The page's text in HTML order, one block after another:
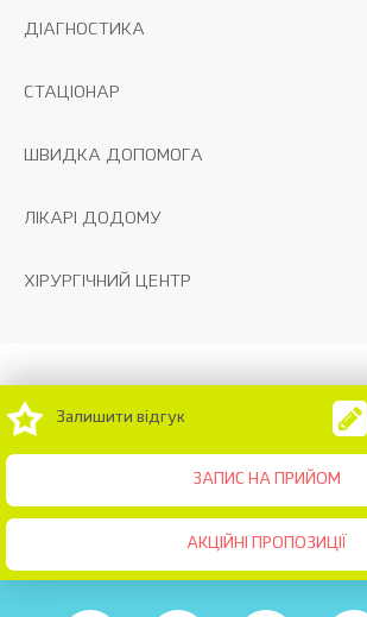
ДІАГНОСТИКА
СТАЦІОНАР
ШВИДКА ДОПОМОГА
ЛІКАРІ ДОДОМУ
ХІРУРГІЧНИЙ ЦЕНТР
ЗАПИС НА ПРИЙОМ
Залишити відгук
АКЦІЙНІ ПРОПОЗИЦІЇ